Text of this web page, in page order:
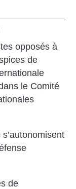
opposés à
de
le Comité
de